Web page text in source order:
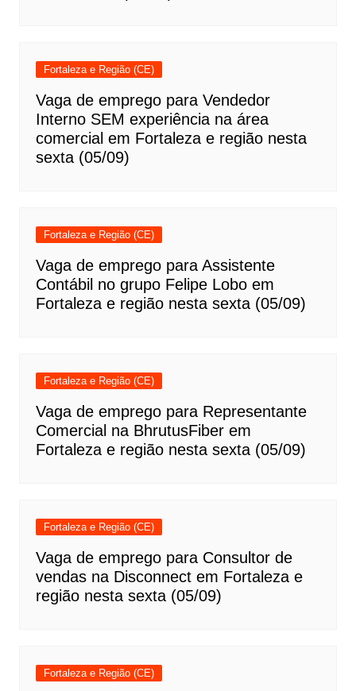
Fortaleza e Região (CE)
Vaga de emprego para Vendedor
Interno SEM experiência na área
comercial em Fortaleza e região nesta
sexta (05/09)
Fortaleza e Região (CE)
Vaga de emprego para Assistente
Contábil no grupo Felipe Lobo em
Fortaleza e região nesta sexta (05/09)
Fortaleza e Região (CE)
Vaga de emprego para Representante
Comercial na BhrutusFiber em
Fortaleza e região nesta sexta (05/09)
Fortaleza e Região (CE)
Vaga de emprego para Consultor de
vendas na Disconnect em Fortaleza e
região nesta sexta (05/09)
Fortaleza e Região (CE)